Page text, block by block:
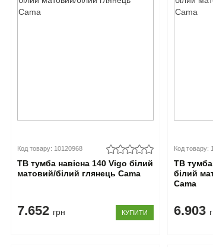
Код товару: 10120968
ТВ тумба навісна 140 Vigo білий
матовий/білий глянець Cama
7.652 грн КУПИТИ
Код товару:
ТВ тумба
білий
Cama
6.903